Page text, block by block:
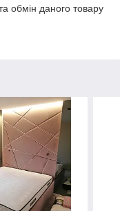
обмін даного товару